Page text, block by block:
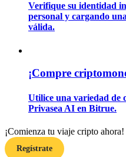
Estrategias comerciales
Verifique su identidad
personal y cargando
válida.
¡Compre
Utilice una variedad de
Privasea AI en Bitrue.
¡Comienza tu viaje cripto ahora!
Regístrate